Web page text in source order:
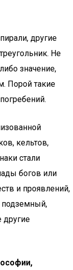
другие
Не
значение,
Порой такие
кельтов,
стали
богов или
и проявлений,
подземный,
другие